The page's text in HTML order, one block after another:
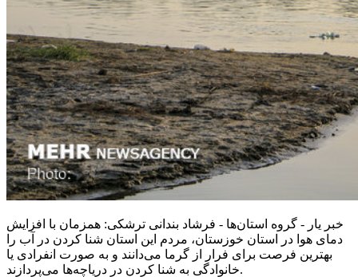
خبر یار - گروه استان‌ها - فرشاد بندانی ترشکی: همزمان با افزایش
دمای هوا در استان خوزستان، مردم این استان شنا کردن در آب را
بهترین فرصت برای فرار از گرما می‌دانند و به صورت انفرادی یا
خانوادگی به شنا کردن در دریاچه‌ها می‌پردازند.